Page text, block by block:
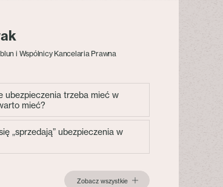
i Wspólnicy Kancelaria Prawna
ubezpieczenia trzeba mieć w
mieć?
„sprzedają” ubezpieczenia w
Zobacz wszystkie